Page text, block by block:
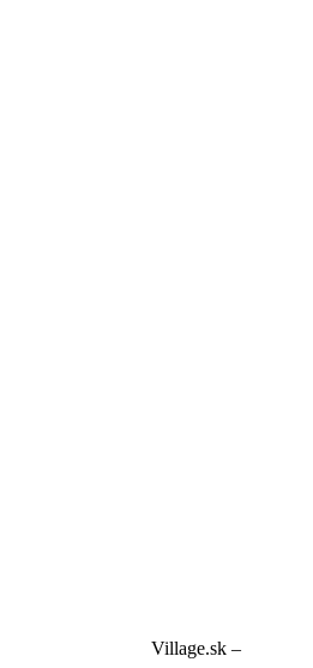
Village.sk –